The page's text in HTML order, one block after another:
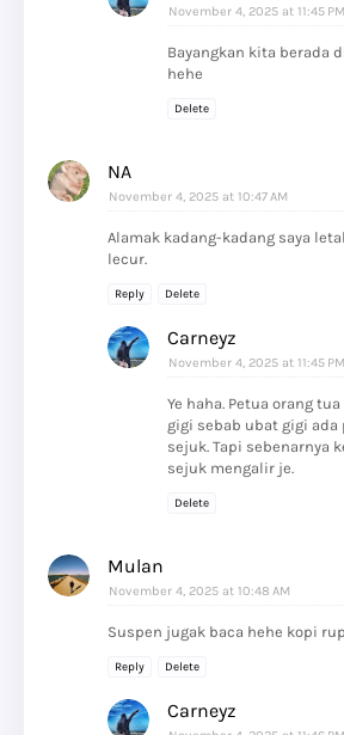
November 4, 2025 at 11:45 PM
Bayangkan kita berada
hehe
Delete
NA
November 4, 2025 at 10:47 AM
Alamak kadang-kadang saya
lecur.
Reply Delete
Carneyz
November 4, 2025 at 11:45 PM
Ye haha. Petua orang
gigi sebab ubat gigi
sejuk. Tapi sebenarnya
sejuk mengalir je.
Delete
Mulan
November 4, 2025 at 10:48 AM
Suspen jugak baca hehe kopi
Reply Delete
Carneyz